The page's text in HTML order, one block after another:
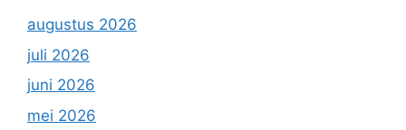
augustus 2026
juli 2026
juni 2026
mei 2026